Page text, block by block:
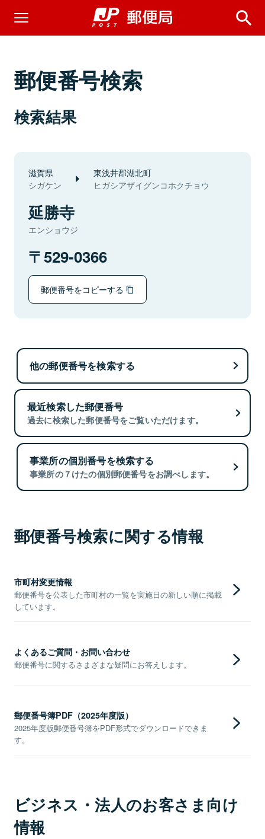
郵便番号検索
検索結果
滋賀県
シガケン
東浅井郡湖北町
ヒガシアザイグンコホクチョウ
延勝寺
エンショウジ
529-0366
郵便番号をコピーする
他の郵便番号を検索する
最近検索した郵便番号
過去に検索した郵便番号をご覧いただけます。
事業所の個別番号を検索する
事業所の７けたの個別郵便番号をお調べします。
郵便番号検索に関する情報
市町村変更情報
郵便番号を公表した市町村の一覧を実施日の新しい順に掲載
しています。
よくあるご質問・お問い合わせ
郵便番号に関するさまざまな疑問にお答えします。
郵便番号簿PDF（2025年度版）
2025年度版郵便番号簿をPDF形式でダウンロードできま
す。
ビジネス・法人のお客さま向け
情報